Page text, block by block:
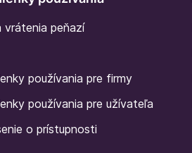
vrátenia peňazí
používania pre firmy
používania pre užívateľa
o prístupnosti